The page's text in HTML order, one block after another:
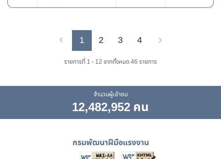
Previous
1 2 3 4
รายการที่ 1 - 12 จากทั้งหมด 46 รายการ
จำนวนผู้เข้าชม
12,482,952 คน
กรมพัฒนาฝีมือแรงงาน